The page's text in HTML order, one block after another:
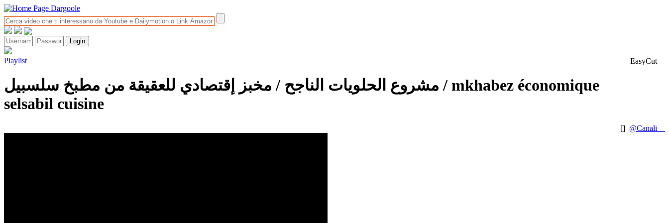
Playlist EasyCut
مشروع الحلويات الناجح / مخبز إقتصادي للعقيقة من مطبخ سلسبيل / mkhabez économique
selsabil cuisine
[] @Canali